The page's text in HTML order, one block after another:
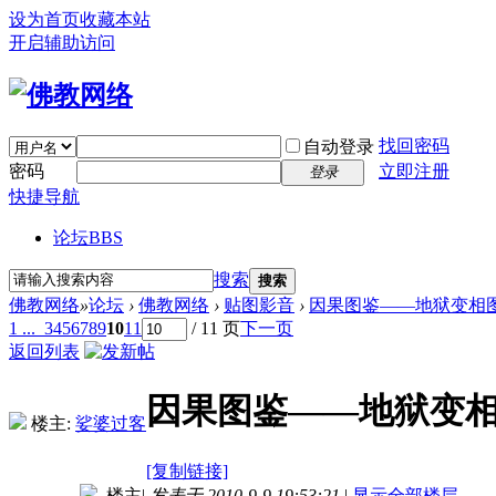
设为首页收藏本站
开启辅助访问
自动登录 找回密码
密码
登录
立即注册
快捷导航
论坛BBS
搜索 搜索
佛教网络»论坛 › 佛教网络 › 贴图影音 › 因果图鉴——地狱变相
1 ... 34567891011 / 11 页下一页
返回列表
楼主: 娑婆过客 因果图鉴——地狱变
[复制链接]